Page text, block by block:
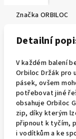
Značka ORBILOC
Detailní
V každém balení
Orbiloc Držák pro
pásek, ovšem
potřebovat jiné
obsahuje Orbiloc
zip, díky kterým
připnout k tyčím,
i vodítkům a ke